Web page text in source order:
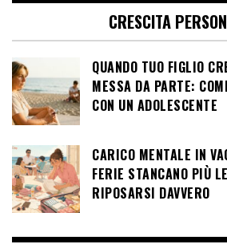
CRESCITA
QUANDO TUO FIGLIO
MESSA DA PARTE:
CON UN ADOLESCENTE
CARICO MENTALE IN
FERIE STANCANO PIÙ
RIPOSARSI DAVVERO